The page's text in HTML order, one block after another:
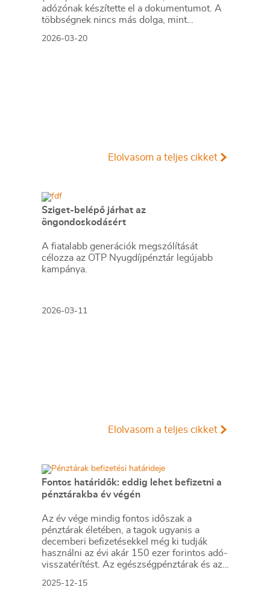
adózónak készítette el a dokumentumot. A
többségnek nincs más dolga, mint
amennyiben egyetértenek annak
2026-03-20
Elolvasom a teljes cikket
Sziget-belépő járhat az
öngondoskodásért
A fiatalabb generációk megszólítását
célozza az OTP Nyugdíjpénztár legújabb
kampánya.
2026-03-11
Elolvasom a teljes cikket
Fontos határidők: eddig lehet befizetni a
pénztárakba év végén
Az év vége mindig fontos időszak a
pénztárak életében, a tagok ugyanis a
decemberi befizetésekkel még ki tudják
használni az évi akár 150 ezer forintos adó-
visszatérítést. Az egészségpénztárak és az
valamilyen kedvezménnyel is készül, ahhoz
2025-12-15